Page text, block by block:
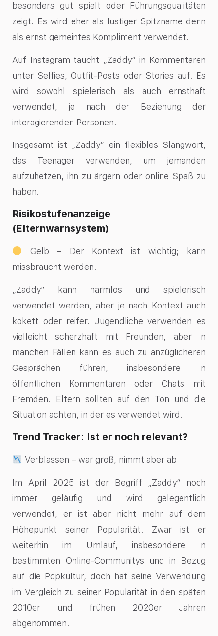
besonders gut spielt oder Führungsqualitäten
zeigt. Es wird eher als lustiger Spitzname denn
als ernst gemeintes Kompliment verwendet.
Auf Instagram taucht „Zaddy“ in Kommentaren
unter Selfies, Outfit-Posts oder Stories auf. Es
wird sowohl spielerisch als auch ernsthaft
verwendet, je nach der Beziehung der
interagierenden Personen.
Insgesamt ist „Zaddy“ ein flexibles Slangwort,
das Teenager verwenden, um jemanden
aufzuhetzen, ihn zu ärgern oder online Spaß zu
haben.
Risikostufenanzeige
(Elternwarnsystem)
Gelb – Der Kontext ist wichtig; kann
missbraucht werden.
„Zaddy“ kann harmlos und spielerisch
verwendet werden, aber je nach Kontext auch
kokett oder reifer. Jugendliche verwenden es
vielleicht scherzhaft mit Freunden, aber in
manchen Fällen kann es auch zu anzüglicheren
Gesprächen führen, insbesondere in
öffentlichen Kommentaren oder Chats mit
Fremden. Eltern sollten auf den Ton und die
Situation achten, in der es verwendet wird.
Trend Tracker: Ist er noch relevant?
Verblassen – war groß, nimmt aber ab
Im April 2025 ist der Begriff „Zaddy“ noch
immer geläufig und wird gelegentlich
verwendet, er ist aber nicht mehr auf dem
Höhepunkt seiner Popularität. Zwar ist er
weiterhin im Umlauf, insbesondere in
bestimmten Online-Communitys und in Bezug
auf die Popkultur, doch hat seine Verwendung
im Vergleich zu seiner Popularität in den späten
2010er und frühen 2020er Jahren
abgenommen.